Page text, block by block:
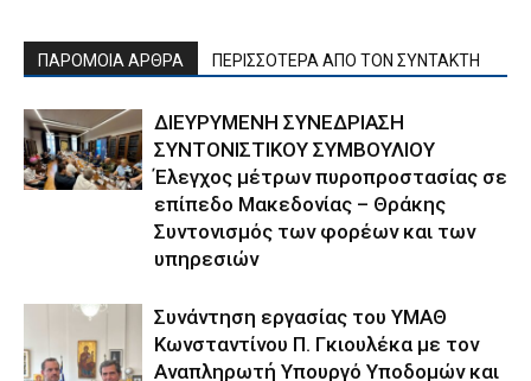
ΠΑΡΟΜΟΙΑ ΑΡΘΡΑ ΠΕΡΙΣΣΟΤΕΡΑ ΑΠΟ ΤΟΝ ΣΥΝΤΑΚΤΗ
ΔΙΕΥΡΥΜΕΝΗ ΣΥΝΕΔΡΙΑΣΗ
ΣΥΝΤΟΝΙΣΤΙΚΟΥ ΣΥΜΒΟΥΛΙΟΥ
Έλεγχος μέτρων πυροπροστασίας σε
επίπεδο Μακεδονίας – Θράκης
Συντονισμός των φορέων και των
υπηρεσιών
Συνάντηση εργασίας του ΥΜΑΘ
Κωνσταντίνου Π. Γκιουλέκα με τον
Αναπληρωτή Υπουργό Υποδομών και